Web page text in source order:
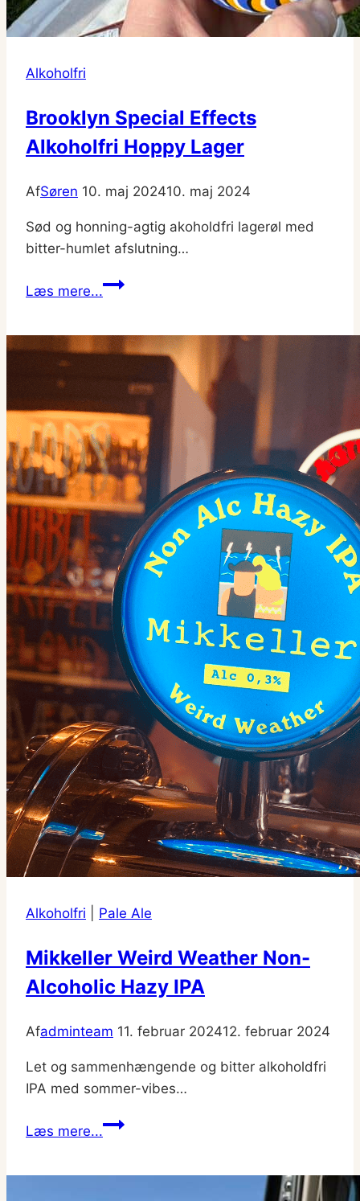
Alkoholfri
Brooklyn Special Effects
Alkoholfri Hoppy Lager
AfSøren 10. maj 202410. maj 2024
Sød og honning-agtig akoholdfri lagerøl med
bitter-humlet afslutning…
Læs mere...Brooklyn
Alkoholfri
Lager
Alkoholfri Pale Ale
Mikkeller Weird Weather Non-
Alcoholic Hazy IPA
Afadminteam 11. februar 202412. februar 2024
Let og sammenhængende og bitter alkoholdfri
IPA med sommer-vibes…
Læs mere...Mikkeller